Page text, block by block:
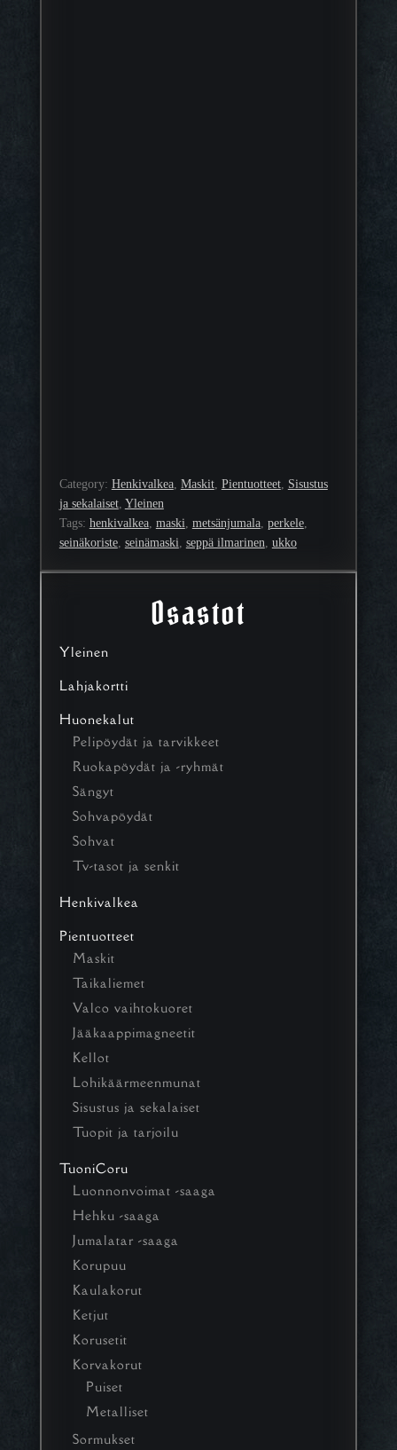
Osastot
Yleinen
Lahjakortti
Huonekalut
Pelipöydät ja tarvikkeet
Ruokapöydät ja -ryhmät
Sängyt
Sohvapöydät
Sohvat
Tv-tasot ja senkit
Henkivalkea
Pientuotteet
Maskit
Taikaliemet
Valco vaihtokuoret
Jääkaappimagneetit
Kellot
Lohikäärmeenmunat
Sisustus ja sekalaiset
Tuopit ja tarjoilu
TuoniCoru
Luonnonvoimat -saaga
Hehku -saaga
Jumalatar -saaga
Korupuu
Kaulakorut
Ketjut
Korusetit
Korvakorut
Puiset
Metalliset
Sormukset
Category: Henkivalkea, Maskit, Pientuotteet, Sisustus
ja sekalaiset, Yleinen
Tags: henkivalkea, maski, metsänjumala, perkele
seinäkoriste, seinämaski, seppä ilmarinen, ukko